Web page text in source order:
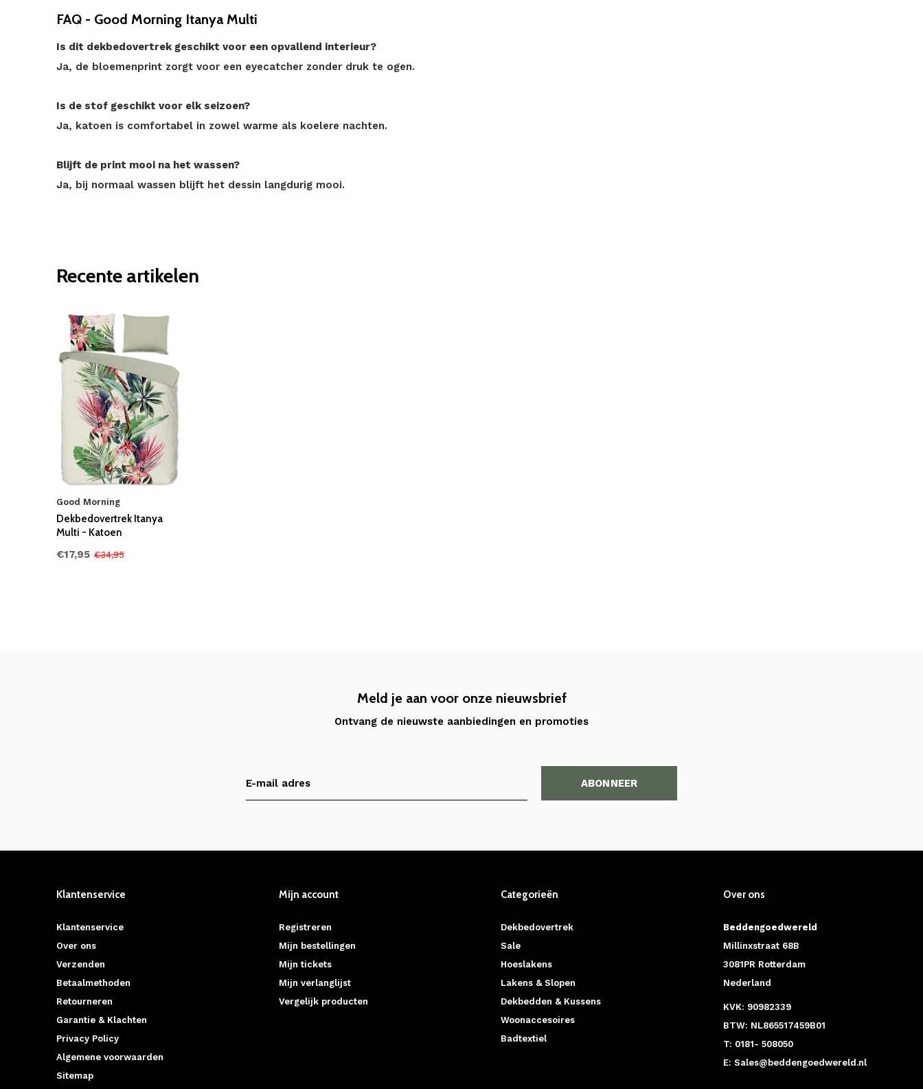
FAQ - Good Morning Itanya Multi
Is dit dekbedovertrek geschikt voor een opvallend interieur?
Ja, de bloemenprint zorgt voor een eyecatcher zonder druk te ogen.
Is de stof geschikt voor elk seizoen?
Ja, katoen is comfortabel in zowel warme als koelere nachten.
Blijft de print mooi na het wassen?
Ja, bij normaal wassen blijft het dessin langdurig mooi.
Recente artikelen
Good Morning
Dekbedovertrek Itanya
Multi - Katoen
€17,95 €34,95
Meld je aan voor onze nieuwsbrief
Ontvang de nieuwste aanbiedingen en promoties
ABONNEER
Klantenservice
Klantenservice
Over ons
Verzenden
Betaalmethoden
Retourneren
Garantie & Klachten
Privacy Policy
Algemene voorwaarden
Sitemap
Mijn account
Registreren
Mijn bestellingen
Mijn tickets
Mijn verlanglijst
Vergelijk producten
Categorieën
Dekbedovertrek
Sale
Hoeslakens
Lakens & Slopen
Dekbedden & Kussens
Woonaccesoires
Badtextiel
Over ons
Beddengoedwereld
Millinxstraat 68B
3081PR Rotterdam
Nederland
KVK: 90982339
BTW: NL865517459B01
T: 0181- 508050
E: Sales@beddengoedwereld.nl